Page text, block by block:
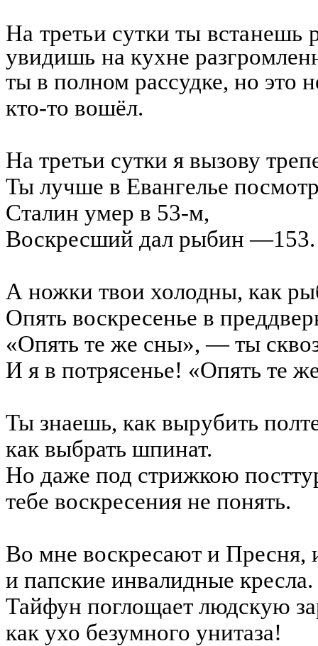
На третьи сутки ты встанешь
увидишь на кухне
ты в полном рассудке, но это
кто-то вошёл.
На третьи сутки я вызову
Ты лучше в Евангелье
Сталин умер в 53-м,
Воскресший дал рыбин —153.
А ножки твои холодны, как
Опять воскресенье в
«Опять те же сны», — ты
И я в потрясенье! «Опять те
Ты знаешь, как вырубить
как выбрать шпинат.
Но даже под стрижкою
тебе воскресения не понять.
Во мне воскресают и Пресня,
и папские инвалидные кресла.
Тайфун поглощает людскую
как ухо безумного унитаза!